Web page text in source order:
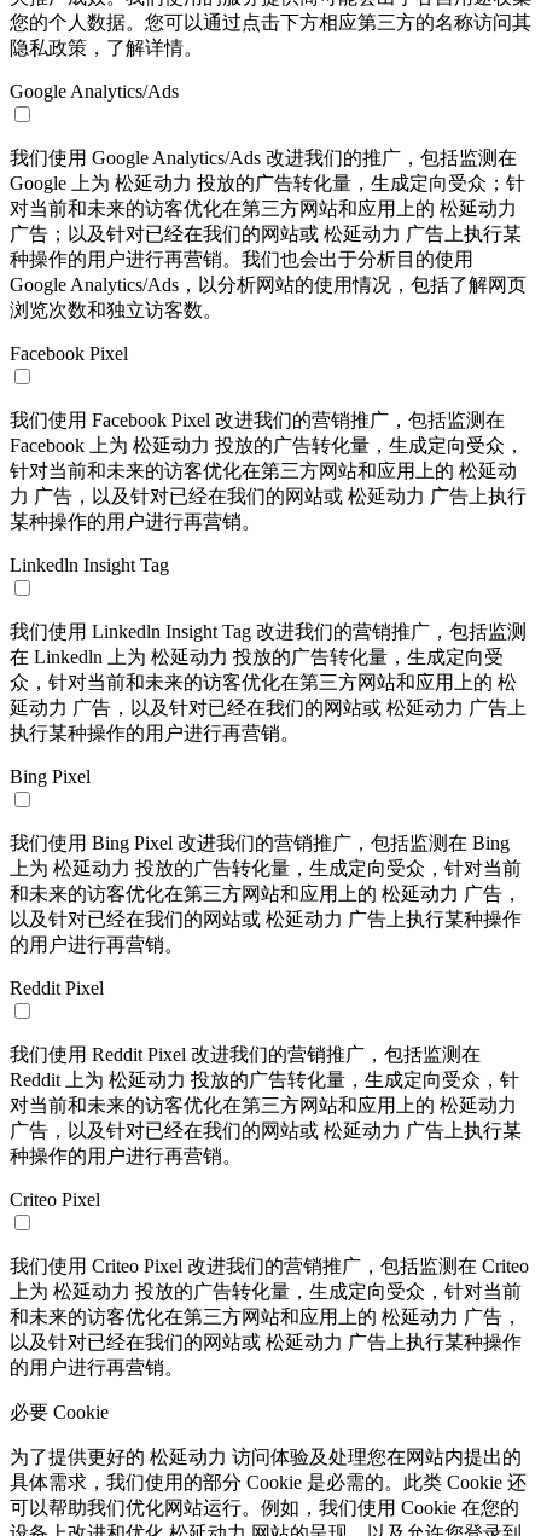
您的个人数据。您可以通过点击下方相应第三方的名称访问其
隐私政策，了解详情。
Google Analytics/Ads
我们使用 Google Analytics/Ads 改进我们的推广，包括监测在
Google 上为 松延动力 投放的广告转化量，生成定向受众；针
对当前和未来的访客优化在第三方网站和应用上的 松延动力
广告；以及针对已经在我们的网站或 松延动力 广告上执行某
种操作的用户进行再营销。我们也会出于分析目的使用
Google Analytics/Ads，以分析网站的使用情况，包括了解网页
浏览次数和独立访客数。
Facebook Pixel
我们使用 Facebook Pixel 改进我们的营销推广，包括监测在
Facebook 上为 松延动力 投放的广告转化量，生成定向受众，
针对当前和未来的访客优化在第三方网站和应用上的 松延动
力 广告，以及针对已经在我们的网站或 松延动力 广告上执行
某种操作的用户进行再营销。
Linkedln Insight Tag
我们使用 Linkedln Insight Tag 改进我们的营销推广，包括监测
在 Linkedln 上为 松延动力 投放的广告转化量，生成定向受
众，针对当前和未来的访客优化在第三方网站和应用上的 松
延动力 广告，以及针对已经在我们的网站或 松延动力 广告上
执行某种操作的用户进行再营销。
Bing Pixel
我们使用 Bing Pixel 改进我们的营销推广，包括监测在 Bing
上为 松延动力 投放的广告转化量，生成定向受众，针对当前
和未来的访客优化在第三方网站和应用上的 松延动力 广告，
以及针对已经在我们的网站或 松延动力 广告上执行某种操作
的用户进行再营销。
Reddit Pixel
我们使用 Reddit Pixel 改进我们的营销推广，包括监测在
Reddit 上为 松延动力 投放的广告转化量，生成定向受众，针
对当前和未来的访客优化在第三方网站和应用上的 松延动力
广告，以及针对已经在我们的网站或 松延动力 广告上执行某
种操作的用户进行再营销。
Criteo Pixel
我们使用 Criteo Pixel 改进我们的营销推广，包括监测在 Criteo
上为 松延动力 投放的广告转化量，生成定向受众，针对当前
和未来的访客优化在第三方网站和应用上的 松延动力 广告，
以及针对已经在我们的网站或 松延动力 广告上执行某种操作
的用户进行再营销。
必要 Cookie
为了提供更好的 松延动力 访问体验及处理您在网站内提出的
具体需求，我们使用的部分 Cookie 是必需的。此类 Cookie 还
可以帮助我们优化网站运行。例如，我们使用 Cookie 在您的